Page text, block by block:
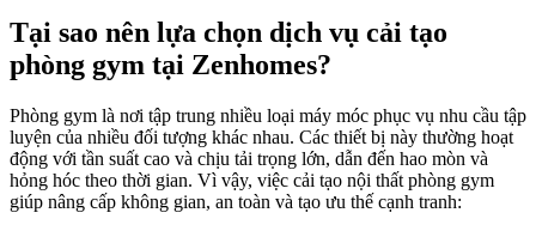
Tại sao nên lựa chọn dịch vụ cải tạo
phòng gym tại Zenhomes?
Phòng gym là nơi tập trung nhiều loại máy móc phục vụ nhu cầu tập
luyện của nhiều đối tượng khác nhau. Các thiết bị này thường hoạt
động với tần suất cao và chịu tải trọng lớn, dẫn đến hao mòn và
hỏng hóc theo thời gian. Vì vậy, việc cải tạo nội thất phòng gym
giúp nâng cấp không gian, an toàn và tạo ưu thế cạnh tranh: